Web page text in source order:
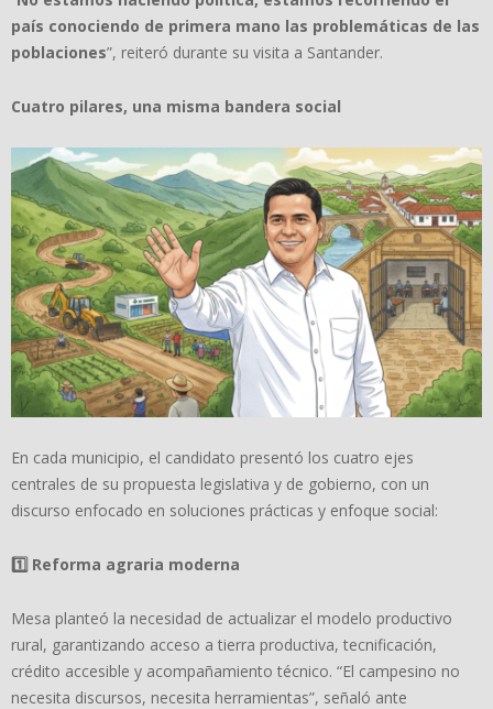
país conociendo de primera mano las problemáticas de las
poblaciones”, reiteró durante su visita a Santander.
Cuatro pilares, una misma bandera social
En cada municipio, el candidato presentó los cuatro ejes
centrales de su propuesta legislativa y de gobierno, con un
discurso enfocado en soluciones prácticas y enfoque social:
1️Reforma agraria moderna
Mesa planteó la necesidad de actualizar el modelo productivo
rural, garantizando acceso a tierra productiva, tecnificación,
crédito accesible y acompañamiento técnico. “El campesino no
necesita discursos, necesita herramientas”, señaló ante